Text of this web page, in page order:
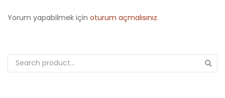
Yorum yapabilmek için oturum açmalısınız.